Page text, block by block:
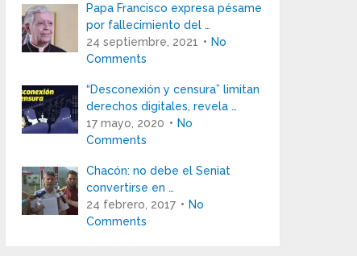
Papa Francisco expresa pésame
por fallecimiento del …
24 septiembre, 2021
No
Comments
“Desconexión y censura” limitan
derechos digitales, revela …
17 mayo, 2020
No
Comments
Chacón: no debe el Seniat
convertirse en …
24 febrero, 2017
No
Comments